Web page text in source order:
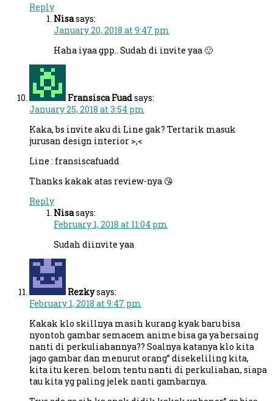
Reply
Nisasays:
January 20, 2018 at 9:47 pm
Haha iyaa gpp.. Sudah di invite yaa 🙂
Fransisca Fuadsays:
January 25, 2018 at 3:54 pm
Kaka, bs invite aku di Line gak? Tertarik masuk
jurusan design interior >,<
Line : fransiscafuadd
Thanks kakak atas review-nya 😘
Reply
Nisasays:
February 1, 2018 at 11:04 pm
Sudah diinvite yaa
Rezkysays:
February 1, 2018 at 9:47 pm
Kakak klo skillnya masih kurang kyak baru bisa
nyontoh gambar semacem anime bisa ga ya bersaing
nanti di perkuliahannya?? Soalnya katanya klo kita
jago gambar dan menurut orang” disekeliling kita,
kita itu keren. belom tentu nanti di perkuliahan, siapa
tau kita yg paling jelek nanti gambarnya.